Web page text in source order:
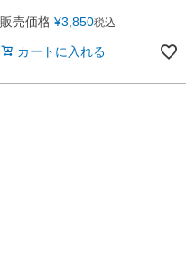
販売価格 ¥3,850税込
カートに入れる